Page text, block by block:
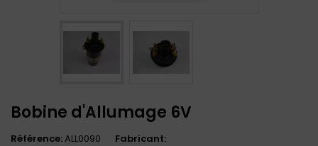
Bobine d'Allumage 6V
Référence:ALL0090 Fabricant: